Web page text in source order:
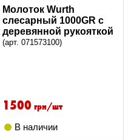
Молоток Wurth
слесарный 1000GR c
деревянной рукояткой
(арт. 071573100)
1500 грн/шт
В наличии